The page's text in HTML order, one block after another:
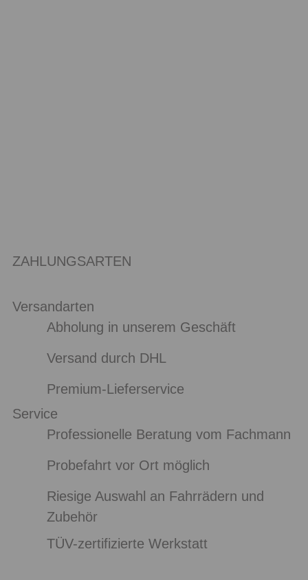
ZAHLUNGSARTEN
Versandarten
Abholung in unserem Geschäft
Versand durch DHL
Premium-Lieferservice
Service
Professionelle Beratung vom Fachmann
Probefahrt vor Ort möglich
Riesige Auswahl an Fahrrädern und
Zubehör
TÜV-zertifizierte Werkstatt